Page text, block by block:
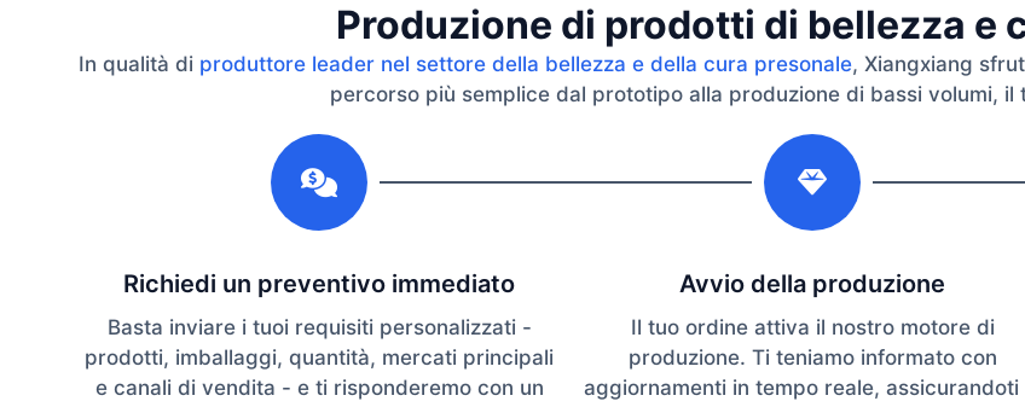
Produzione di prodotti di bellezza e
In qualità di produttore leader nel settore della bellezza e della cura presonale, Xiangxiang
percorso più semplice dal prototipo alla produzione di bassi volumi,
Richiedi un preventivo immediato
Basta inviare i tuoi requisiti personalizzati -
prodotti, imballaggi, quantità, mercati principali
e canali di vendita - e ti risponderemo con un
Avvio della produzione
Il tuo ordine attiva il nostro motore di
produzione. Ti teniamo informato con
aggiornamenti in tempo reale, assicurandoti